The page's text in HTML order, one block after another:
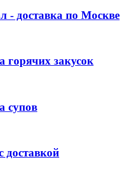
- доставка по Москве
горячих закусок
супов
доставкой